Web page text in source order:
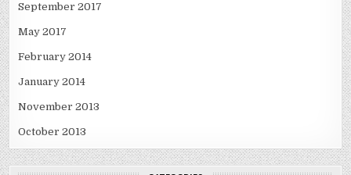
September 2017
May 2017
February 2014
January 2014
November 2013
October 2013